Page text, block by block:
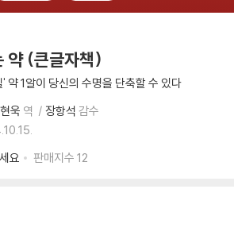
약 (큰글자책)
약 1알이 당신의 수명을 단축할 수 있다
욱 역 장항석 감수
요
판매지수 12